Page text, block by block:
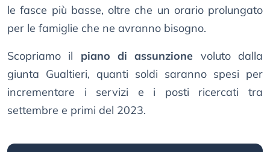
le fasce più basse, oltre che un orario prolungato
per le famiglie che ne avranno bisogno.
Scopriamo il piano di assunzione voluto dalla
giunta Gualtieri, quanti soldi saranno spesi per
incrementare i servizi e i posti ricercati tra
settembre e primi del 2023.